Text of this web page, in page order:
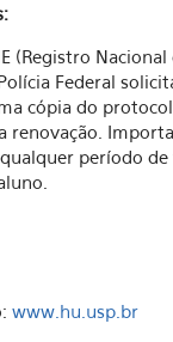
(Registro
Federal
cópia do
renovação.
período
www.hu.usp.br